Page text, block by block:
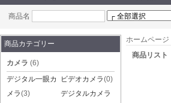
商品名
商品カテゴリー
カメラ (6)
デジタル一眼カ
メラ(3)
ビデオカメラ(0)
デジタルカメラ
ホームページ
商品リスト